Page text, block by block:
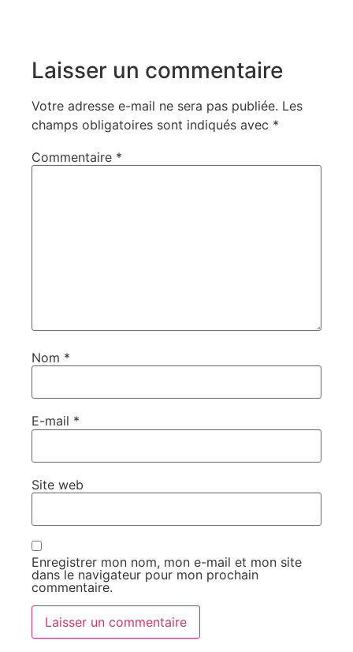
Laisser un commentaire
Votre adresse e-mail ne sera pas publiée. Les
champs obligatoires sont indiqués avec *
Commentaire *
Nom *
E-mail *
Site web
Enregistrer mon nom, mon e-mail et mon site
dans le navigateur pour mon prochain
commentaire.